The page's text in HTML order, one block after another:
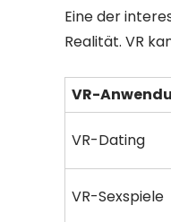
Eine der
Realität. VR
VR-
VR-Dating
VR-Sexspiele